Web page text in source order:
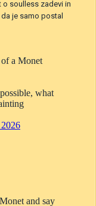
o soulless zadevi in
je samo postal